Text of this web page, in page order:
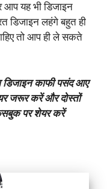
आप यह भी डिजाइन
डिजाइन लहंगे बहुत ही
तो आप ही ले सकते
डिजाइन काफी पसंद आए
जरूर करें और दोस्तों
फेसबुक पर शेयर करें